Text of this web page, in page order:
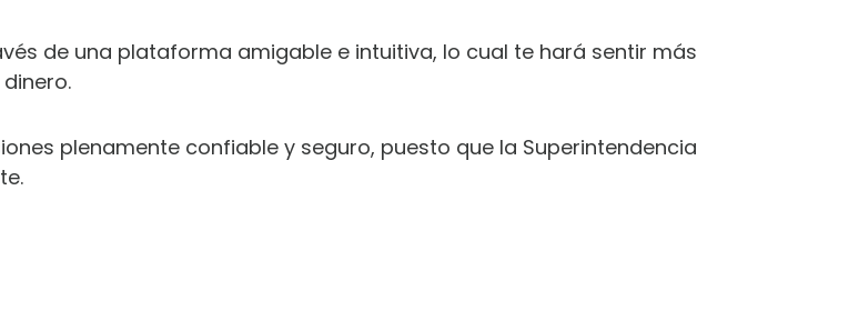
de una plataforma amigable e intuitiva, lo cual te hará sentir más
plenamente confiable y seguro, puesto que la Superintendencia